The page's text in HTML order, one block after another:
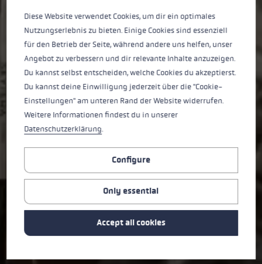
SKYTERA FX
CARBON SL
Ideal for any terrain and any tour.
Diese Website verwendet Cookies, um dir ein optimales
Nutzungserlebnis zu bieten. Einige Cookies sind essenziell
für den Betrieb der Seite, während andere uns helfen, unser
Angebot zu verbessern und dir relevante Inhalte anzuzeigen.
Du kannst selbst entscheiden, welche Cookies du akzeptierst.
Du kannst deine Einwilligung jederzeit über die "Cookie-
Einstellungen" am unteren Rand der Website widerrufen.
Weitere Informationen findest du in unserer
Datenschutzerklärung.
Configure
Only essential
Accept all cookies